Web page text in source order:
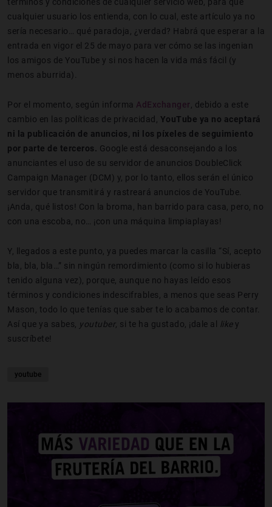
cualquier usuario los entienda, con lo cual, este artículo ya no
sería necesario… qué paradoja, ¿verdad? Habrá que esperar a la
entrada en vigor el 25 de mayo para ver cómo se las ingenian
los amigos de YouTube y si nos hacen la vida más fácil (y
menos aburrida).
Por el momento, según informa AdExchanger , debido a este
cambio en las políticas de privacidad, YouTube ya no aceptará
ni la publicación de anuncios, ni los píxeles de seguimiento
por parte de terceros. Google está desaconsejando a los
anunciantes el uso de su servidor de anuncios DoubleClick
Campaign Manager (DCM) y, por lo tanto, ellos serán el único
servidor que transmitirá y rastreará anuncios de YouTube.
¡Anda, qué listos! Con la broma, han barrido para casa, pero, no
con una escoba, no… ¡con una máquina limpiaplayas!
Y, llegados a este punto, ya puedes marcar la casilla “Sí, acepto
bla, bla, bla…” sin ningún remordimiento (como si lo hubieras
tenido alguna vez), porque, aunque no hayas leído esos
términos y condiciones indescifrables, a menos que seas Perry
Mason, todo lo que tenías que saber te lo acabamos de contar.
Así que ya sabes,
youtuber , si te ha gustado, ¡dale al likey
suscríbete!
youtube